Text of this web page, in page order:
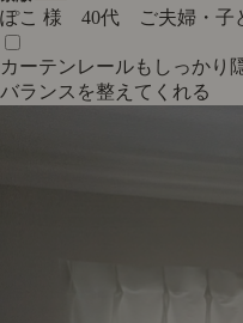
ぽこ 様 40代 ご夫婦・子
カーテンレールもしっかり
バランスを整えてくれる